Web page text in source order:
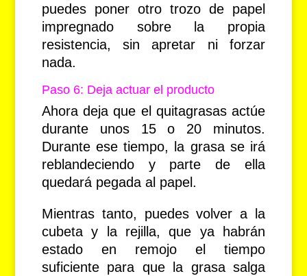
puedes poner otro trozo de papel
impregnado sobre la propia
resistencia, sin apretar ni forzar
nada.
Paso 6: Deja actuar el producto
Ahora deja que el quitagrasas actúe
durante unos 15 o 20 minutos.
Durante ese tiempo, la grasa se irá
reblandeciendo y parte de ella
quedará pegada al papel.
Mientras tanto, puedes volver a la
cubeta y la rejilla, que ya habrán
estado en remojo el tiempo
suficiente para que la grasa salga